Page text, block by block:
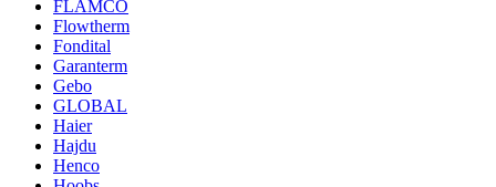
FLAMCO
Flowtherm
Fondital
Garanterm
Gebo
GLOBAL
Haier
Hajdu
Henco